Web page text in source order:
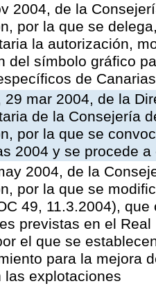
2004, de la
por la que se
la autorización,
del símbolo gráfico
de Canarias
29 mar 2004, de la
de la Consejería
por la que se
2004 y se procede
2004, de la
por la que se
49, 11.3.2004),
previstas en el
el que se
para la mejora
las explotaciones